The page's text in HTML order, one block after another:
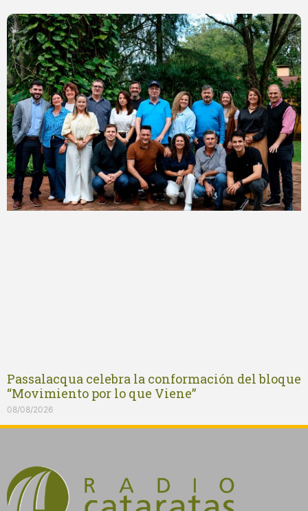
Passalacqua celebra la conformación del bloque
“Movimiento por lo que Viene”
08/08/2026